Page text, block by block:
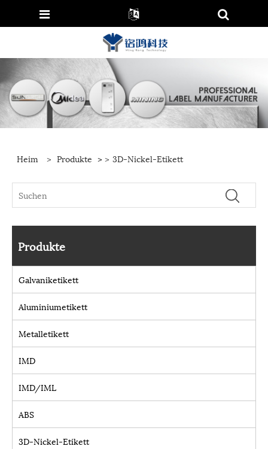
Heim > Produkte >> 3D-Nickel-Etikett
Produkte
Galvaniketikett
Aluminiumetikett
Metalletikett
IMD
IMD/IML
ABS
3D-Nickel-Etikett